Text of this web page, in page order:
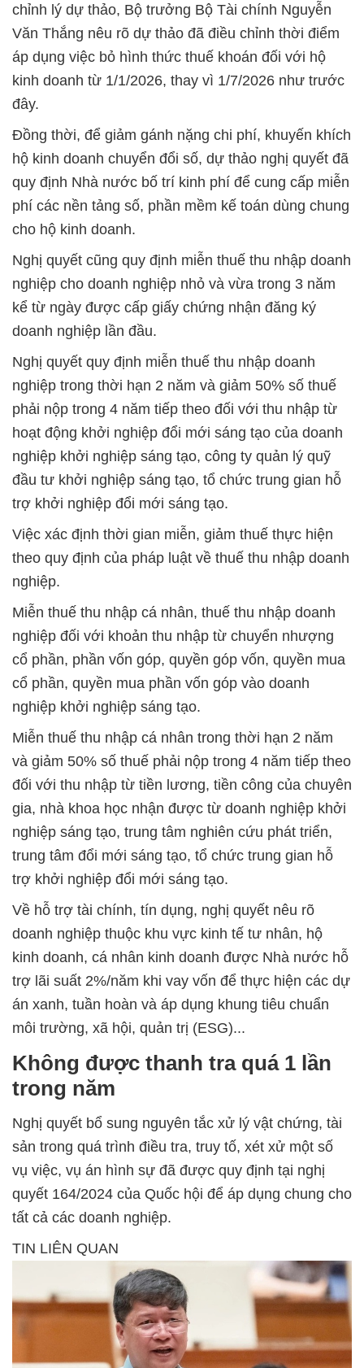
chỉnh lý dự thảo, Bộ trưởng Bộ Tài chính Nguyễn
Văn Thắng nêu rõ dự thảo đã điều chỉnh thời điểm
áp dụng việc bỏ hình thức thuế khoán đối với hộ
kinh doanh từ 1/1/2026, thay vì 1/7/2026 như trước
đây.
Đồng thời, để giảm gánh nặng chi phí, khuyến khích
hộ kinh doanh chuyển đổi số, dự thảo nghị quyết đã
quy định Nhà nước bố trí kinh phí để cung cấp miễn
phí các nền tảng số, phần mềm kế toán dùng chung
cho hộ kinh doanh.
Nghị quyết cũng quy định miễn thuế thu nhập doanh
nghiệp cho doanh nghiệp nhỏ và vừa trong 3 năm
kể từ ngày được cấp giấy chứng nhận đăng ký
doanh nghiệp lần đầu.
Nghị quyết quy định miễn thuế thu nhập doanh
nghiệp trong thời hạn 2 năm và giảm 50% số thuế
phải nộp trong 4 năm tiếp theo đối với thu nhập từ
hoạt động khởi nghiệp đổi mới sáng tạo của doanh
nghiệp khởi nghiệp sáng tạo, công ty quản lý quỹ
đầu tư khởi nghiệp sáng tạo, tổ chức trung gian hỗ
trợ khởi nghiệp đổi mới sáng tạo.
Việc xác định thời gian miễn, giảm thuế thực hiện
theo quy định của pháp luật về thuế thu nhập doanh
nghiệp.
Miễn thuế thu nhập cá nhân, thuế thu nhập doanh
nghiệp đối với khoản thu nhập từ chuyển nhượng
cổ phần, phần vốn góp, quyền góp vốn, quyền mua
cổ phần, quyền mua phần vốn góp vào doanh
nghiệp khởi nghiệp sáng tạo.
Miễn thuế thu nhập cá nhân trong thời hạn 2 năm
và giảm 50% số thuế phải nộp trong 4 năm tiếp theo
đối với thu nhập từ tiền lương, tiền công của chuyên
gia, nhà khoa học nhận được từ doanh nghiệp khởi
nghiệp sáng tạo, trung tâm nghiên cứu phát triển,
trung tâm đổi mới sáng tạo, tổ chức trung gian hỗ
trợ khởi nghiệp đổi mới sáng tạo.
Về hỗ trợ tài chính, tín dụng, nghị quyết nêu rõ
doanh nghiệp thuộc khu vực kinh tế tư nhân, hộ
kinh doanh, cá nhân kinh doanh được Nhà nước hỗ
trợ lãi suất 2%/năm khi vay vốn để thực hiện các dự
án xanh, tuần hoàn và áp dụng khung tiêu chuẩn
môi trường, xã hội, quản trị (ESG)...
Không được thanh tra quá 1 lần
trong năm
Nghị quyết bổ sung nguyên tắc xử lý vật chứng, tài
sản trong quá trình điều tra, truy tố, xét xử một số
vụ việc, vụ án hình sự đã được quy định tại nghị
quyết 164/2024 của Quốc hội để áp dụng chung cho
tất cả các doanh nghiệp.
TIN LIÊN QUAN